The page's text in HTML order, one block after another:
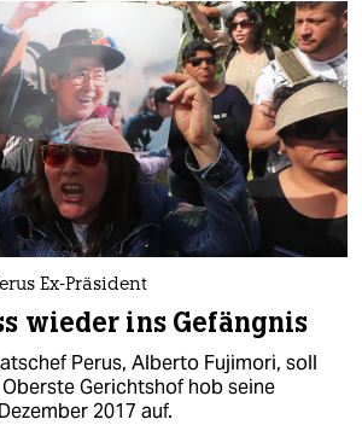
Ex-Präsident
wieder ins Gefängnis
Perus, Alberto Fujimori, soll
Gerichtshof hob seine
2017 auf.